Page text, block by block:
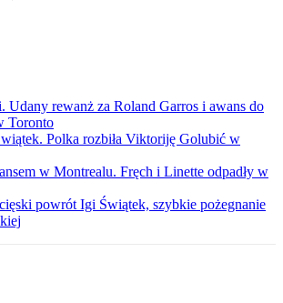
Udany rewanż za Roland Garros i awans do
Toronto
Polka rozbiła Viktoriję Golubić w
w Montrealu. Fręch i Linette odpadły w
powrót Igi Świątek, szybkie pożegnanie